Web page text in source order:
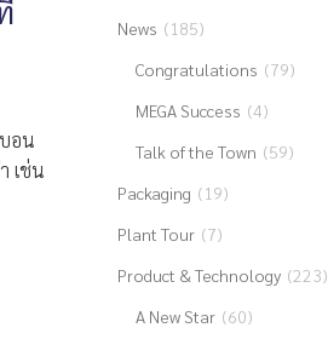
อน
เช่น
News (185)
Congratulations (79)
MEGA Success (4)
Talk of the Town (59)
Packaging (19)
Plant Tour (7)
Product & Technology (223)
A New Star (60)